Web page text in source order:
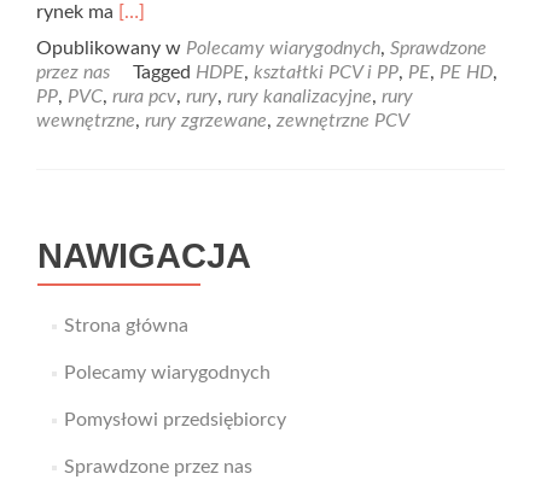
rynek ma Read
about
Rury
PCV
i
[…]
Opublikowany w Polecamy wiarygodnych, Sprawdzone
przez nas
Tagged HDPE, kształtki PCV i PP, PE, PE HD,
PP, PVC, rura pcv, rury, rury kanalizacyjne, rury
wewnętrzne, rury zgrzewane, zewnętrzne PCV
NAWIGACJA
Strona główna
Polecamy wiarygodnych
Pomysłowi przedsiębiorcy
Sprawdzone przez nas